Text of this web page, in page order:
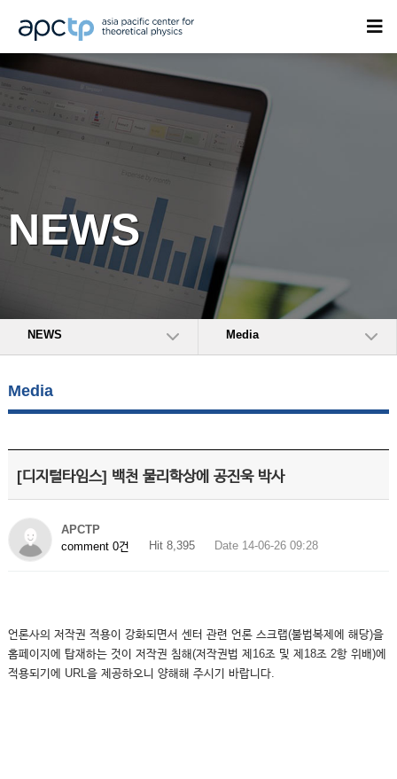
NEWS
NEWS Media
Media
[디지털타임스] 백천 물리학상에 공진욱 박사
APCTP
comment 0건
Hit 8,395 Date 14-06-26 09:28
언론사의 저작권 적용이 강화되면서 센터 관련 언론 스크랩(불법복제에 해당)을
홈페이지에 탑재하는 것이 저작권 침해(저작권법 제16조 및 제18조 2항 위배)에
적용되기에 URL을 제공하오니 양해해 주시기 바랍니다.